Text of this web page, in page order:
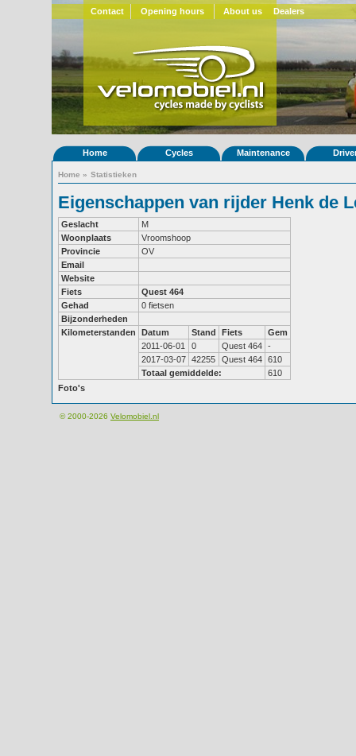
Contact Opening hours About us Dealers
Home Cycles Maintenance
Home » Statistieken
Eigenschappen van rijder Henk de
Geslacht
M
Woonplaats
Vroomshoop
Provincie
OV
Email
Website
Fiets
Quest 464
Gehad
0 fietsen
Bijzonderheden
Kilometerstanden
Datum Stand Fiets
Gem
2011-06-01
0 Quest 464 -
2017-03-07 42255 Quest 464 610
Totaal gemiddelde:
610
Foto's
© 2000-2026 Velomobiel.nl